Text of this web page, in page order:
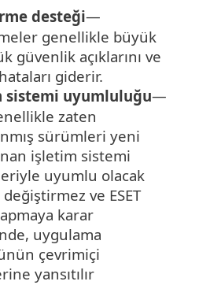
desteği—
genellikle büyük
güvenlik açıklarını ve
giderir.
sistemi uyumluluğu—
zaten
sürümleri yeni
işletim sistemi
uyumlu olacak
ve ESET
karar
uygulama
çevrimiçi
yansıtılır